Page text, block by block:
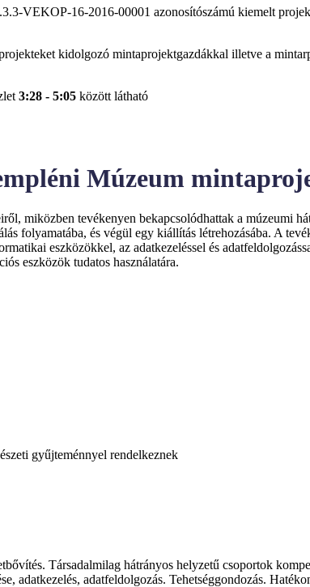
VEKOP-16-2016-00001 azonosítószámú kiemelt
kidolgozó mintaprojektgazdákkal illetve a
3:28 - 5:05 között látható
Múzeum
miközben tevékenyen bekapcsolódhattak a múzeumi
folyamatába, és végül egy kiállítás létrehozásába. A
eszközökkel, az adatkezeléssel és
eszközök tudatos használatára.
gyűjteménnyel rendelkeznek
Társadalmilag hátrányos helyzetű csoportok
adatkezelés, adatfeldolgozás. Tehetséggondozás.